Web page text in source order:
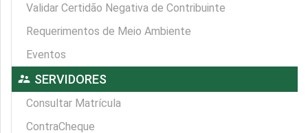
Validar Certidão Negativa de Contribuinte
Requerimentos de Meio Ambiente
Eventos
supervisor_account SERVIDORES
Consultar Matrícula
ContraCheque